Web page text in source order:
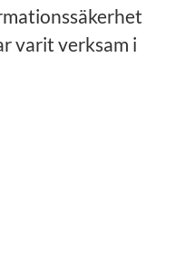
varit verksam i